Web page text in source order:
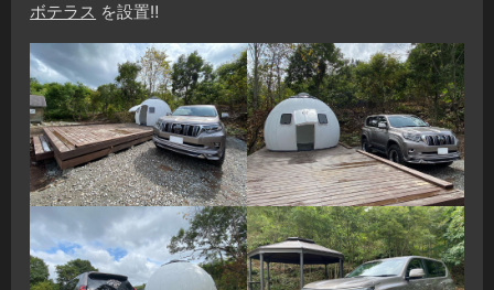
ボテラス を設置‼️